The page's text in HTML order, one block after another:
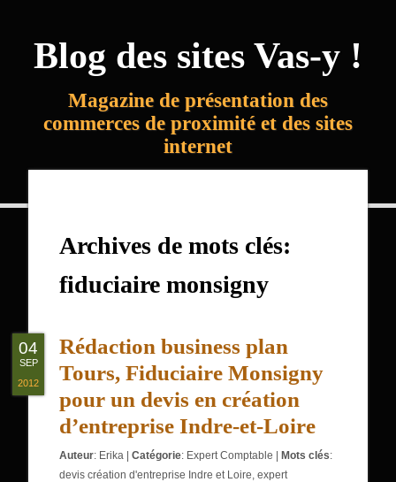
Blog des sites Vas-y !
Magazine de présentation des
commerces de proximité et des sites
internet
Archives de mots clés:
fiduciaire monsigny
Rédaction business plan
Tours, Fiduciaire Monsigny
pour un devis en création
d’entreprise Indre-et-Loire
Auteur: Erika |Catégorie: Expert Comptable Mots clés:
devis création d'entreprise Indre et Loire,expert
04
SEP
2012